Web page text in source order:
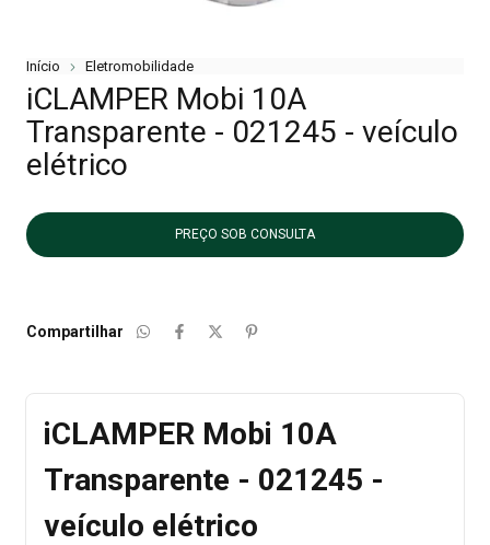
Início Eletromobilidade
iCLAMPER Mobi 10A
Transparente - 021245 - veículo
elétrico
Compartilhar
iCLAMPER Mobi 10A
Transparente - 021245 -
veículo elétrico